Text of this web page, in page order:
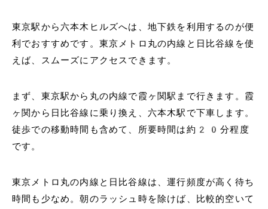
東京駅から六本木ヒルズへは、地下鉄を利用するのが便
利でおすすめです。東京メトロ丸の内線と日比谷線を使
えば、スムーズにアクセスできます。
まず、東京駅から丸の内線で霞ヶ関駅まで行きます。霞
ヶ関から日比谷線に乗り換え、六本木駅で下車します。
徒歩での移動時間も含めて、所要時間は約20分程度
です。
東京メトロ丸の内線と日比谷線は、運行頻度が高く待ち
時間も少なめ。朝のラッシュ時を除けば、比較的空いて